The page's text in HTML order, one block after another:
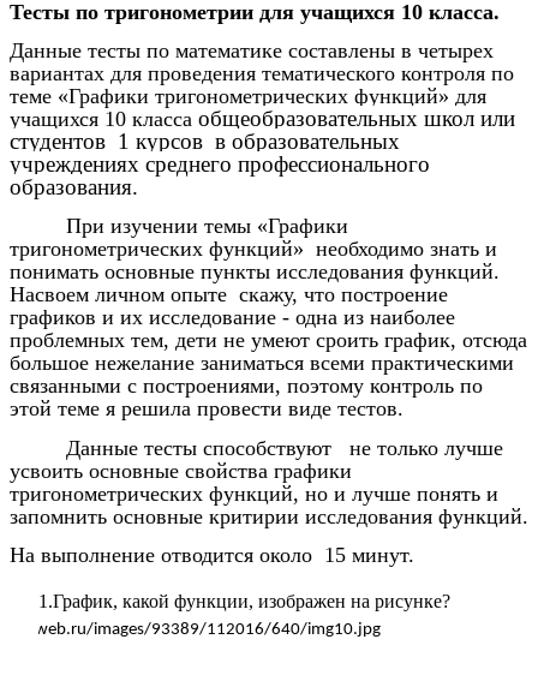
Тесты по тригонометрии для учащихся 10 класса.
Данные тесты по математике составлены в четырех
вариантах для проведения тематического контроля по
теме «Графики тригонометрических функций» для
учащихся 10 класса общеобразовательных школ или
студентов 1 курсов в образовательных
учреждениях среднего профессионального
образования.
При изучении темы «Графики
тригонометрических функций» необходимо знать и
понимать основные пункты исследования функций.
Насвоем личном опыте скажу, что построение
графиков и их исследование - одна из наиболее
проблемных тем, дети не умеют сроить график, отсюда
большое нежелание заниматься всеми практическими
связанными с построениями, поэтому контроль по
этой теме я решила провести виде тестов.
Данные тесты способствуют не только лучше
усвоить основные свойства графики
тригонометрических функций, но и лучше понять и
запомнить основные критирии исследования функций.
На выполнение отводится около 15 минут.
1.График, какой функции, изображен на рисунке?